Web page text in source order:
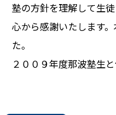
塾の方針を理解して生
心から感謝いたします
た。
２００９年度那波塾生